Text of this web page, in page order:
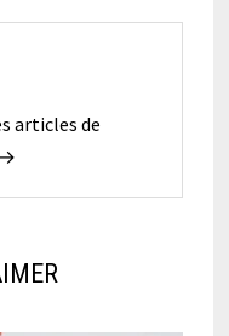
articles de